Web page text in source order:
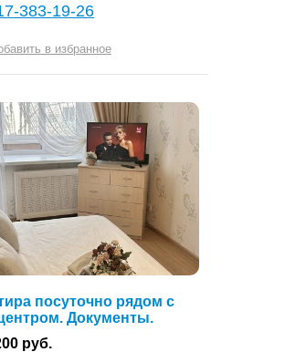
383-19-26
в избранное
посуточно рядом с
Документы.
руб.